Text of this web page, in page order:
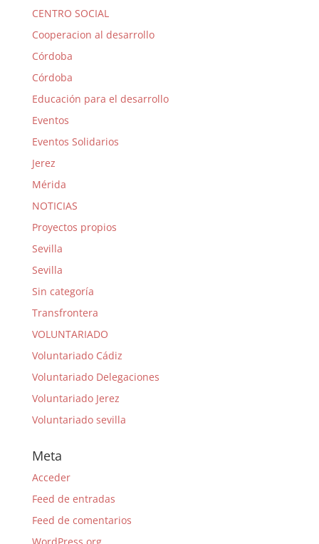
CENTRO SOCIAL
Cooperacion al desarrollo
Córdoba
Córdoba
Educación para el desarrollo
Eventos
Eventos Solidarios
Jerez
Mérida
NOTICIAS
Proyectos propios
Sevilla
Sevilla
Sin categoría
Transfrontera
VOLUNTARIADO
Voluntariado Cádiz
Voluntariado Delegaciones
Voluntariado Jerez
Voluntariado sevilla
Meta
Acceder
Feed de entradas
Feed de comentarios